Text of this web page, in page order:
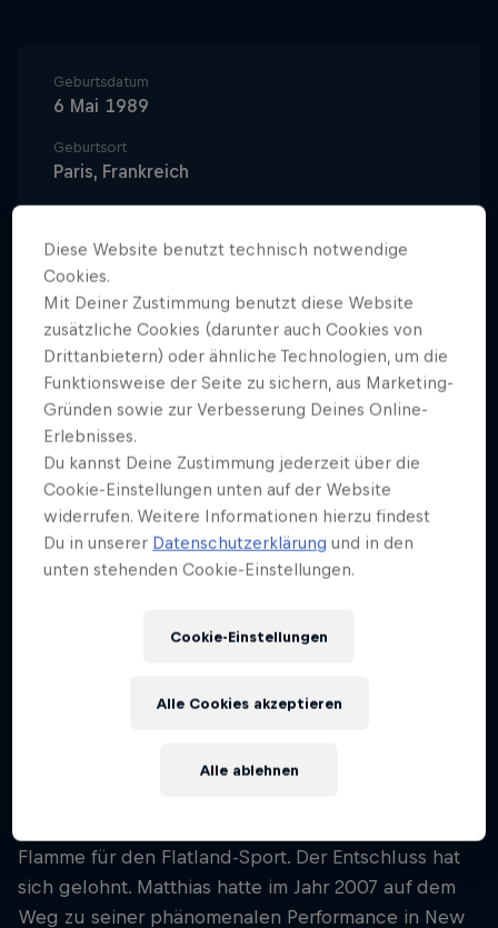
Geburtsdatum
6 Mai 1989
Geburtsort
Paris, Frankreich
Nationalität
Frankreich
BMX Flatland
Matthias Dandois Delaigue wurde im Oktober 2008
zum besten BMX-Flatlander der Welt gekürt. Das
war schon ein echter Hammer für den damals 19-
Jährigen. Doch der Titel kam nicht von ungefähr.
unermüdlicher Einsatz. Matthias fuhr ursprünglich
mit dem Zerlegen der Rampen seines Skateparks
Flatlandfahrer bei der Ausführung seines
Flamme für den Flatland-Sport. Der Entschluss hat
sich gelohnt. Matthias hatte im Jahr 2007 auf dem
Weg zu seiner phänomenalen Performance in New
Diese Website benutzt technisch notwendige
Cookies.
Mit Deiner Zustimmung benutzt diese Website
zusätzliche Cookies (darunter auch Cookies von
Drittanbietern) oder ähnliche Technologien, um die
Funktionsweise der Seite zu sichern, aus Marketing-
Gründen sowie zur Verbesserung Deines Online-
Erlebnisses.
Du kannst Deine Zustimmung jederzeit über die
Cookie-Einstellungen unten auf der Website
widerrufen. Weitere Informationen hierzu findest
Du in unserer Datenschutzerklärung und in den
unten stehenden Cookie-Einstellungen.
Cookie-Einstellungen
Alle ablehnen
Alle Cookies akzeptieren